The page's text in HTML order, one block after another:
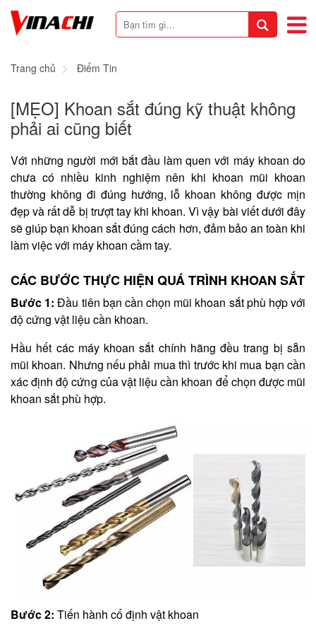
Trang chủ Điểm Tin
[MẸO] Khoan sắt đúng kỹ thuật không
phải ai cũng biết
Với những người mới bắt đầu làm quen với máy khoan do
chưa có nhiều kinh nghiệm nên khi khoan mũi khoan
thường không đi đúng hướng, lỗ khoan không được mịn
đẹp và rất dễ bị trượt tay khi khoan. Vì vậy bài viết dưới đây
sẽ giúp bạn khoan sắt đúng cách hơn, đảm bảo an toàn khi
làm việc với máy khoan cầm tay.
CÁC BƯỚC THỰC HIỆN QUÁ TRÌNH KHOAN SẮT
Bước 1: Đầu tiên bạn cần chọn mũi khoan sắt phù hợp với
độ cứng vật liệu cần khoan.
Hầu hết các máy khoan sắt chính hãng đều trang bị sẵn
mũi khoan. Nhưng nếu phải mua thì trước khi mua bạn cần
xác định độ cứng của vật liệu cần khoan để chọn được mũi
khoan sắt phù hợp.
Bước 2: Tiến hành cố định vật khoan